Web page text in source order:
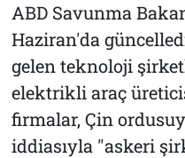
ABD Savunma
Haziran'da
gelen teknoloji
elektrikli araç
firmalar, Çin
iddiasıyla "askeri